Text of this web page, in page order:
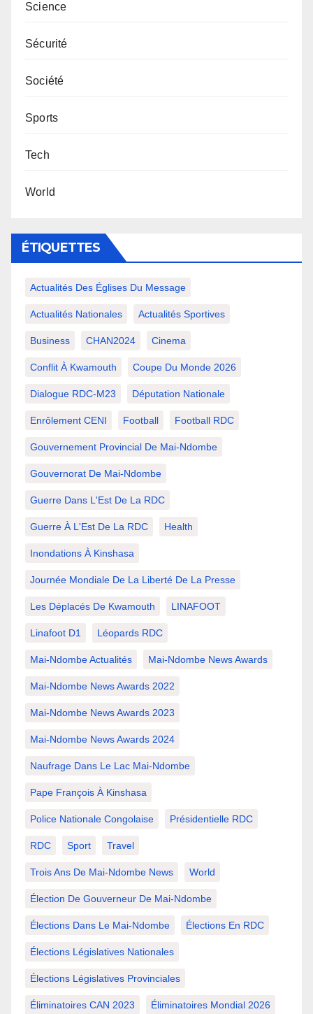
Science
Sécurité
Société
Sports
Tech
World
ÉTIQUETTES
Actualités Des Églises Du Message
Actualités Nationales Actualités Sportives
Business CHAN2024 Cinema
Conflit À Kwamouth Coupe Du Monde 2026
Dialogue RDC-M23 Députation Nationale
Enrôlement CENI Football Football RDC
Gouvernement Provincial De Mai-Ndombe
Gouvernorat De Mai-Ndombe
Guerre Dans L'Est De La RDC
Guerre À L'Est De La RDC Health
Inondations À Kinshasa
Journée Mondiale De La Liberté De La Presse
Les Déplacés De Kwamouth LINAFOOT
Linafoot D1 Léopards RDC
Mai-Ndombe Actualités Mai-Ndombe News Awards
Mai-Ndombe News Awards 2022
Mai-Ndombe News Awards 2023
Mai-Ndombe News Awards 2024
Naufrage Dans Le Lac Mai-Ndombe
Pape François À Kinshasa
Police Nationale Congolaise Présidentielle RDC
RDC Sport Travel
Trois Ans De Mai-Ndombe News World
Élection De Gouverneur De Mai-Ndombe
Élections Dans Le Mai-Ndombe Élections En RDC
Élections Législatives Nationales
Élections Législatives Provinciales
Éliminatoires CAN 2023 Éliminatoires Mondial 2026